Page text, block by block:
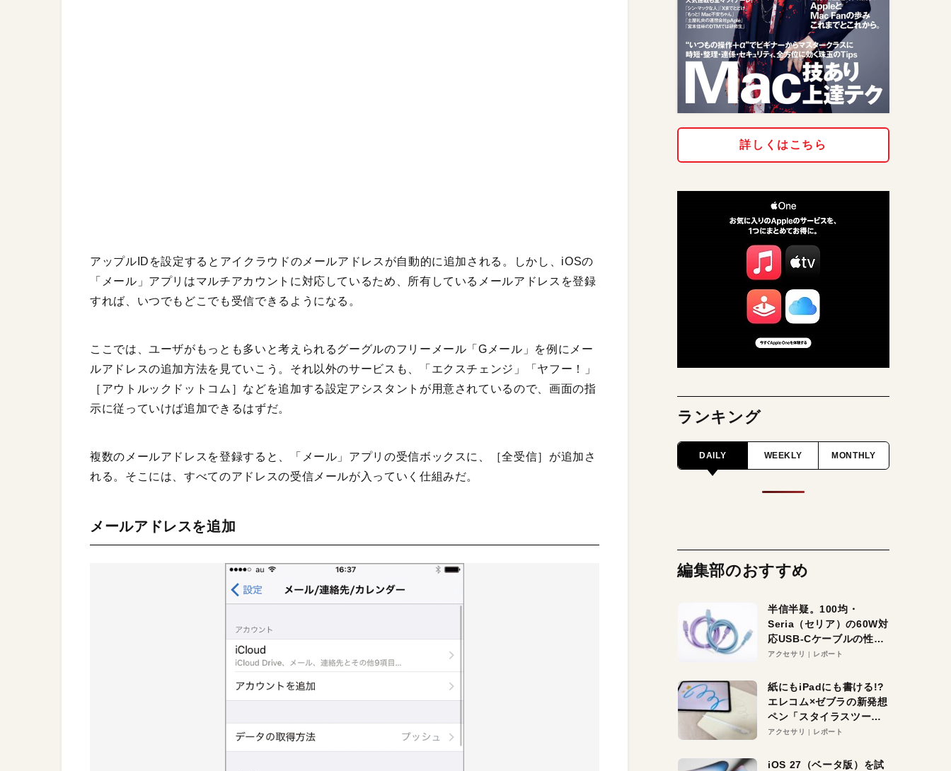
アップルIDを設定するとアイクラウドのメールアドレスが自動的に追加される。しかし、iOSの
「メール」アプリはマルチアカウントに対応しているため、所有しているメールアドレスを登録
すれば、いつでもどこでも受信できるようになる。
ここでは、ユーザがもっとも多いと考えられるグーグルのフリーメール「Gメール」を例にメー
ルアドレスの追加方法を見ていこう。それ以外のサービスも、「エクスチェンジ」「ヤフー！」
［アウトルックドットコム］などを追加する設定アシスタントが用意されているので、画面の指
示に従っていけば追加できるはずだ。
複数のメールアドレスを登録すると、「メール」アプリの受信ボックスに、［全受信］が追加さ
れる。そこには、すべてのアドレスの受信メールが入っていく仕組みだ。
メールアドレスを追加
詳しくはこちら
ランキング
DAILY WEEKLY MONTHLY
編集部のおすすめ
半信半疑。100均・
Seria（セリア）の60W対
応USB-Cケーブルの性能
を検証。超コスパの1本を
アクセサリ レポート
紙にもiPadにも書ける!?
エレコム×ゼブラの新発想
ペン「スタイラスツーウ
ェイ」レビュー。持ち替
アクセサリ レポート
iOS 27（ベータ版）を試